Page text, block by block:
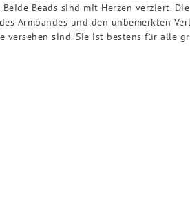
Beads sind mit Herzen verziert.
Armbandes und den unbemerkten
sind. Sie ist bestens für alle